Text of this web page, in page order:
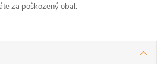
za poškozený obal.